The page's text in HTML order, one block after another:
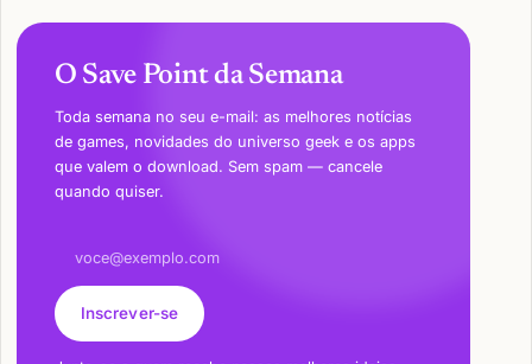
O Save Point da Semana
Toda semana no seu e-mail: as melhores notícias
de games, novidades do universo geek e os apps
que valem o download. Sem spam — cancele
quando quiser.
Inscrever-se